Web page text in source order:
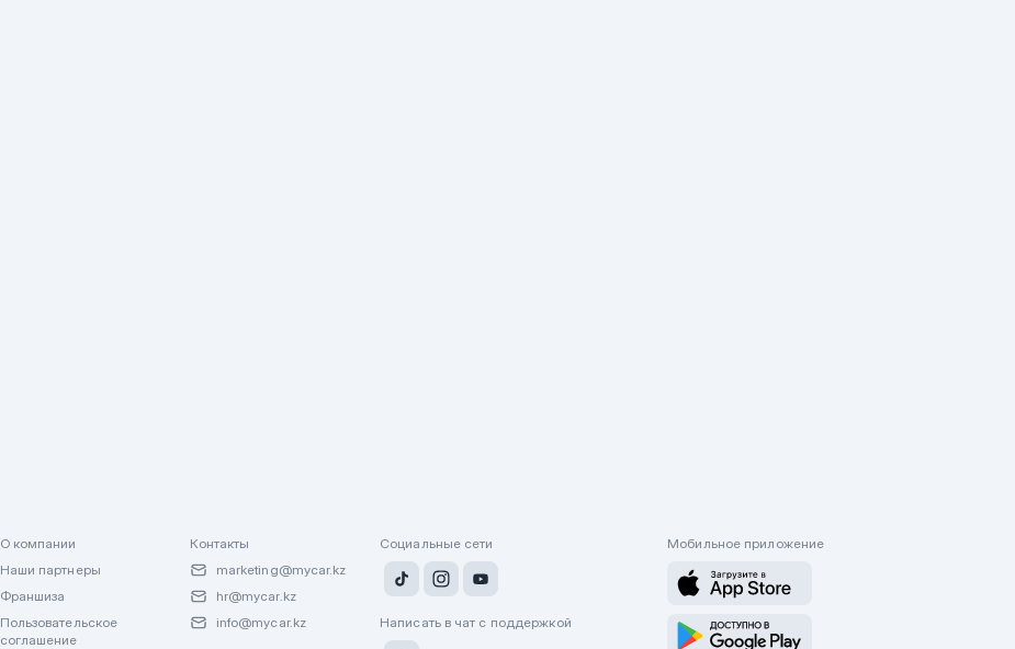
О компании
Наши партнеры
Франшиза
Пользовательское
соглашение
Контакты
marketing@mycar.kz
hr@mycar.kz
info@mycar.kz
Социальные сети
Написать в чат с поддержкой
Мобильное приложение